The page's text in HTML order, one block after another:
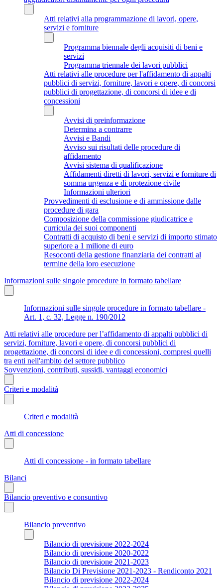
Atti relativi alla programmazione di lavori, opere,
servizi e forniture
Programma biennale degli acquisiti di beni e
servizi
Programma triennale dei lavori pubblici
Atti relativi alle procedure per l'affidamento di appalti
pubblici di servizi, forniture, lavori e opere, di concorsi
pubblici di progettazione, di concorsi di idee e di
concessioni
Avvisi di preinformazione
Determina a contrarre
Avvisi e Bandi
Avviso sui risultati delle procedure di
affidamento
Avvisi sistema di qualificazione
Affidamenti diretti di lavori, servizi e forniture di
somma urgenza e di protezione civile
Informazioni ulteriori
Provvedimenti di esclusione e di ammissione dalle
procedure di gara
Composizione della commissione giudicatrice e
curricula dei suoi componenti
Contratti di acquisto di beni e servizi di importo stimato
superiore a 1 milione di euro
Resoconti della gestione finanziaria dei contratti al
termine della loro esecuzione
Informazioni sulle singole procedure in formato tabellare
Informazioni sulle singole procedure in formato tabellare -
Art. 1, c. 32, Legge n. 190/2012
Atti relativi alle procedure per l’affidamento di appalti pubblici di
servizi, forniture, lavori e opere, di concorsi pubblici di
progettazione, di concorsi di idee e di concessioni, compresi quelli
tra enti nell'ambito del settore pubblico
Sovvenzioni, contributi, sussidi, vantaggi economici
Criteri e modalità
Criteri e modalità
Atti di concessione
Atti di concessione - in formato tabellare
Bilanci
Bilancio preventivo e consuntivo
Bilancio preventivo
Bilancio di previsione 2022-2024
Bilancio di previsione 2020-2022
Bilancio di previsione 2021-2023
Bilancio Di Previsione 2021-2023 - Rendiconto 2021
Bilancio di previsione 2022-2024